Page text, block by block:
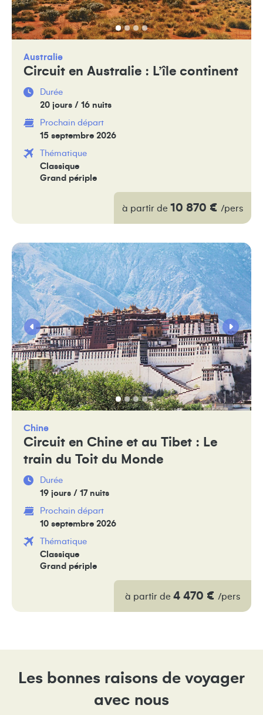
Australie
Circuit en Australie : L’île continent
Durée
20 jours / 16 nuits
Prochain départ
15 septembre 2026
Thématique
Classique
Grand périple
à partir de 10 870 € /pers
Chine
Circuit en Chine et au Tibet : Le
train du Toit du Monde
Durée
19 jours / 17 nuits
Prochain départ
10 septembre 2026
Thématique
Classique
Grand périple
à partir de 4 470 € /pers
Les bonnes raisons de voyager
avec nous